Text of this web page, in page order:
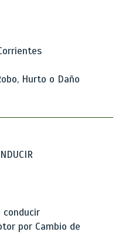
Hurto o Daño
conducir
por Cambio de